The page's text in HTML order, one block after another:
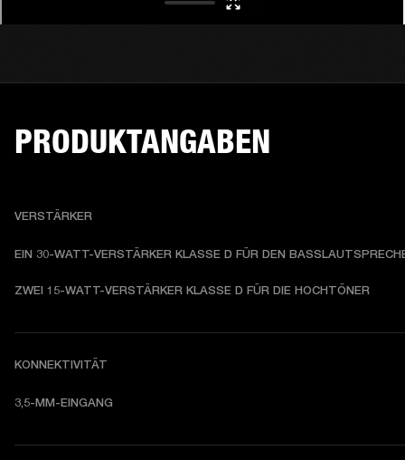
PRODUKTANGABEN
VERSTÄRKER
EIN 30-WATT-VERSTÄRKER KLASSE D FÜR DEN
ZWEI 15-WATT-VERSTÄRKER KLASSE D FÜR DIE HOCHTÖNER
KONNEKTIVITÄT
3,5-MM-EINGANG